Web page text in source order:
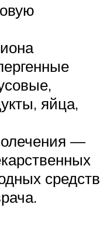
яйца,
—
средств